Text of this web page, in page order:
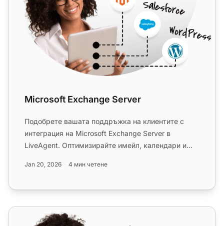
Microsoft Exchange Server
Подобрете вашата поддръжка на клиентите с
интеграция на Microsoft Exchange Server в
LiveAgent. Оптимизирайте имейл, календари и
Jan 20, 2026 4 мин четене
Open-Xchange